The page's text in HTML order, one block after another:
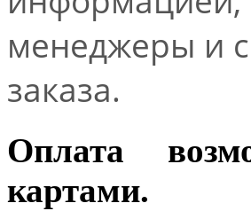
менеджеры и
заказа.
Оплата
картами.